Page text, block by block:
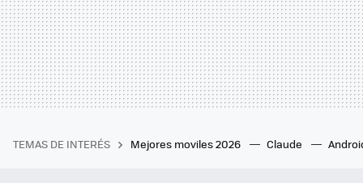
TEMAS DE INTERÉS Mejores moviles 2026 Claude